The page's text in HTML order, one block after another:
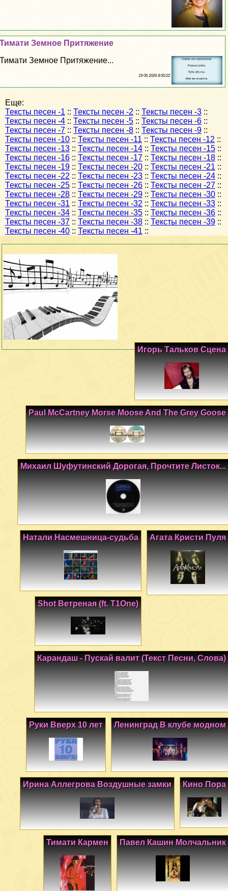
Тимати Земное Притяжение
Тимати Земное Притяжение...
19 06 2026 8:50:22
Еще:
Тексты песен -1 :: Тексты песен -2 :: Тексты песен -3 ::
Тексты песен -4 :: Тексты песен -5 :: Тексты песен -6 ::
Тексты песен -7 :: Тексты песен -8 :: Тексты песен -9 ::
Тексты песен -10 :: Тексты песен -11 :: Тексты песен -12 ::
Тексты песен -13 :: Тексты песен -14 :: Тексты песен -15 ::
Тексты песен -16 :: Тексты песен -17 :: Тексты песен -18 ::
Тексты песен -19 :: Тексты песен -20 :: Тексты песен -21 ::
Тексты песен -22 :: Тексты песен -23 :: Тексты песен -24 ::
Тексты песен -25 :: Тексты песен -26 :: Тексты песен -27 ::
Тексты песен -28 :: Тексты песен -29 :: Тексты песен -30 ::
Тексты песен -31 :: Тексты песен -32 :: Тексты песен -33 ::
Тексты песен -34 :: Тексты песен -35 :: Тексты песен -36 ::
Тексты песен -37 :: Тексты песен -38 :: Тексты песен -39 ::
Тексты песен -40 :: Тексты песен -41 ::
Игорь Тальков Сцена
Paul McCartney Morse Moose And The Grey Goose
Михаил Шуфутинский Дорогая, Прочтите Листок...
Агата Кристи Пуля
Натали Насмешница-судьба
Shot Ветреная (ft. T1One)
Карандаш - Пускай валит (Текст Песни, Слова)
Ленинград В клубе модном
Руки Вверх 10 лет
Кино Пора
Ирина Аллегрова Воздушные замки
Павел Кашин Молчальник
Тимати Кармен